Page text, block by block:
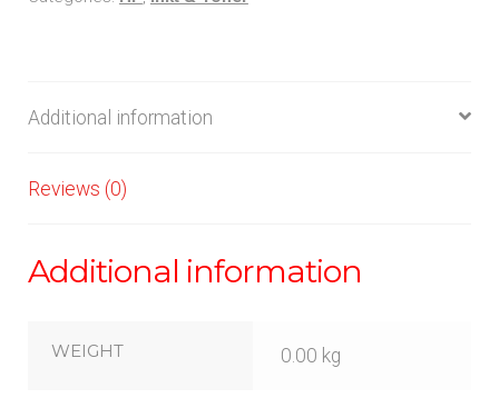
Additional information
Reviews (0)
Additional information
WEIGHT 0.00 kg